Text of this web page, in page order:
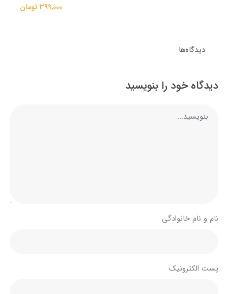
399,000 تومان
دیدگاه‌ها
دیدگاه خود را بنویسید
نام و نام خانوادگی
پست الکترونیک